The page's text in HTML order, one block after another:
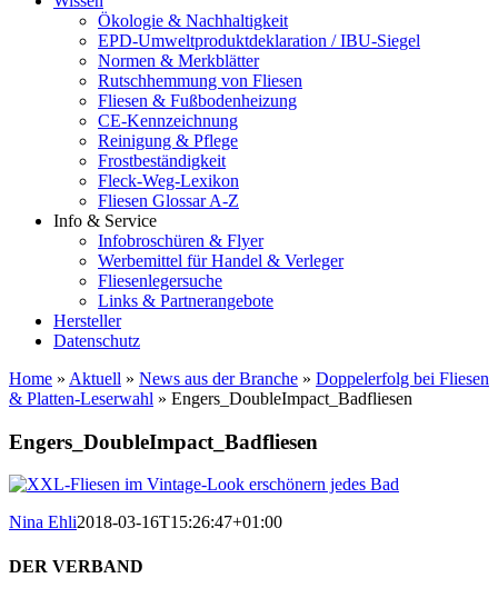
Ökologie & Nachhaltigkeit
EPD-Umweltproduktdeklaration / IBU-Siegel
Normen & Merkblätter
Rutschhemmung von Fliesen
Fliesen & Fußbodenheizung
CE-Kennzeichnung
Reinigung & Pflege
Frostbeständigkeit
Fleck-Weg-Lexikon
Fliesen Glossar A-Z
Info & Service
Infobroschüren & Flyer
Werbemittel für Handel & Verleger
Fliesenlegersuche
Links & Partnerangebote
Hersteller
Datenschutz
Home » Aktuell » News aus der Branche » Doppelerfolg bei Fliesen
& Platten-Leserwahl » Engers_DoubleImpact_Badfliesen
Engers_DoubleImpact_Badfliesen
Nina Ehli2018-03-16T15:26:47+01:00
DER VERBAND